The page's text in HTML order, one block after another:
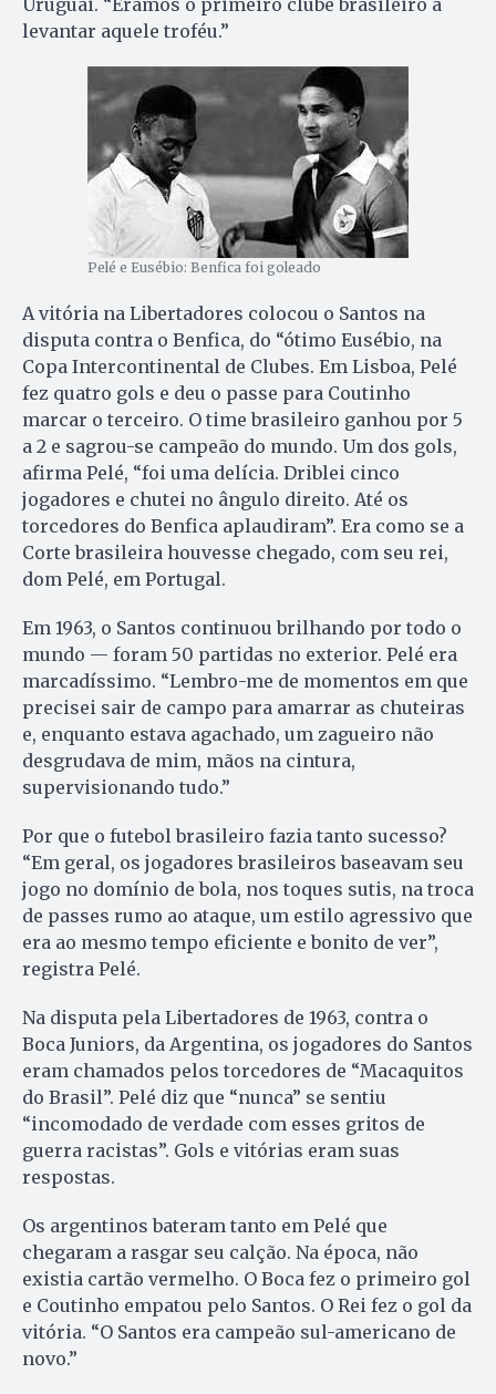
levantar aquele troféu.”
Pelé e Eusébio: Benfica foi goleado
A vitória na Libertadores colocou o Santos na
disputa contra o Benfica, do “ótimo Eusébio, na
Copa Intercontinental de Clubes. Em Lisboa, Pelé
fez quatro gols e deu o passe para Coutinho
marcar o terceiro. O time brasileiro ganhou por 5
a 2 e sagrou-se campeão do mundo. Um dos gols,
afirma Pelé, “foi uma delícia. Driblei cinco
jogadores e chutei no ângulo direito. Até os
torcedores do Benfica aplaudiram”. Era como se a
Corte brasileira houvesse chegado, com seu rei,
dom Pelé, em Portugal.
Em 1963, o Santos continuou brilhando por todo o
mundo — foram 50 partidas no exterior. Pelé era
marcadíssimo. “Lembro-me de momentos em que
precisei sair de campo para amarrar as chuteiras
e, enquanto estava agachado, um zagueiro não
desgrudava de mim, mãos na cintura,
supervisionando tudo.”
Por que o futebol brasileiro fazia tanto sucesso?
“Em geral, os jogadores brasileiros baseavam seu
jogo no domínio de bola, nos toques sutis, na troca
de passes rumo ao ataque, um estilo agressivo que
era ao mesmo tempo eficiente e bonito de ver”,
registra Pelé.
Na disputa pela Libertadores de 1963, contra o
Boca Juniors, da Argentina, os jogadores do Santos
eram chamados pelos torcedores de “Macaquitos
do Brasil”. Pelé diz que “nunca” se sentiu
“incomodado de verdade com esses gritos de
guerra racistas”. Gols e vitórias eram suas
respostas.
Os argentinos bateram tanto em Pelé que
chegaram a rasgar seu calção. Na época, não
existia cartão vermelho. O Boca fez o primeiro gol
e Coutinho empatou pelo Santos. O Rei fez o gol da
vitória. “O Santos era campeão sul-americano de
novo.”